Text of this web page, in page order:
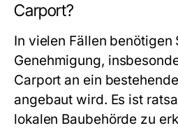
Carport?
In vielen Fällen benötigen
Genehmigung,
Carport an ein
angebaut wird. Es ist
lokalen Baubehörde zu